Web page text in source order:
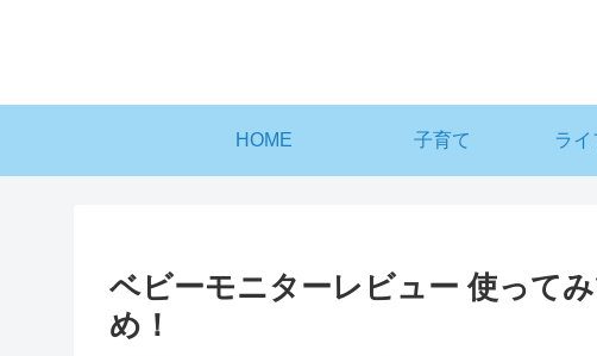
HOME 子育て ライ
ベビーモニターレビュー 使って
め！